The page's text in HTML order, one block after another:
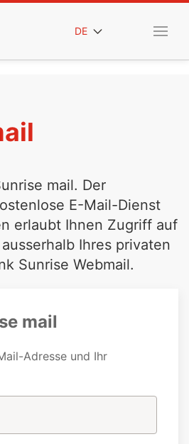
DE
mail. Der
E-Mail-Dienst
erlaubt Ihnen Zugriff auf
Ihres privaten
Sunrise Webmail.
mail
Adresse und Ihr